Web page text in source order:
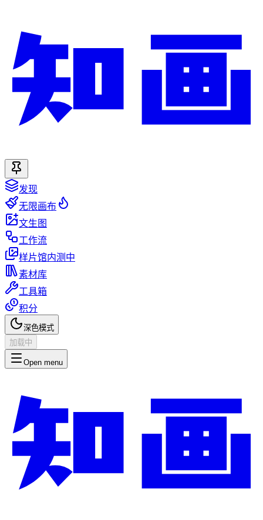
发现
无限画布
文生图
工作流
样片馆内测中
素材库
工具箱
积分
深色模式
加载中
Open menu